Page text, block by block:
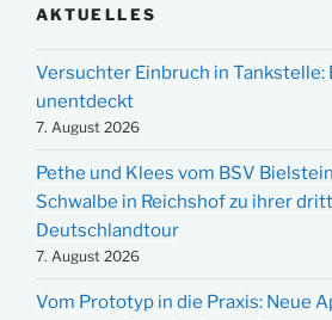
AKTUELLES
Versuchter Einbruch in
unentdeckt
7. August 2026
Pethe und Klees vom BSV
Schwalbe in Reichshof zu ihrer
Deutschlandtour
7. August 2026
Vom Prototyp in die Praxis: Neue